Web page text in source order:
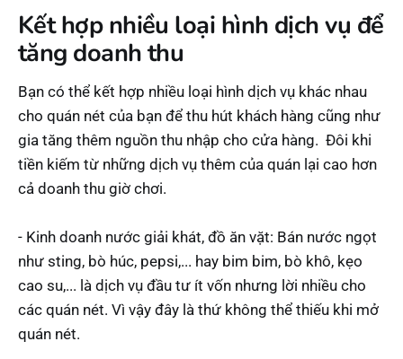
Kết hợp nhiều loại hình dịch vụ để
tăng doanh thu
Bạn có thể kết hợp nhiều loại hình dịch vụ khác nhau
cho quán nét của bạn để thu hút khách hàng cũng như
gia tăng thêm nguồn thu nhập cho cửa hàng. Đôi khi
tiền kiếm từ những dịch vụ thêm của quán lại cao hơn
cả doanh thu giờ chơi.
- Kinh doanh nước giải khát, đồ ăn vặt: Bán nước ngọt
như sting, bò húc, pepsi,... hay bim bim, bò khô, kẹo
cao su,... là dịch vụ đầu tư ít vốn nhưng lời nhiều cho
các quán nét. Vì vậy đây là thứ không thể thiếu khi mở
quán nét.